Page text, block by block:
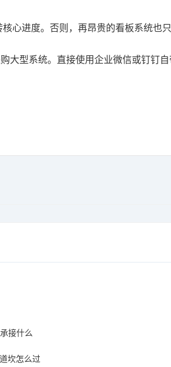
心进度。否则，再昂贵的看板系统也
大型系统。直接使用企业微信或钉钉
接什么
坎怎么过